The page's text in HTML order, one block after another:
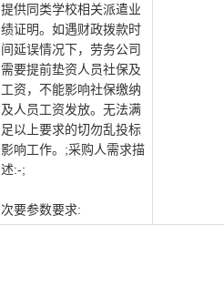
提供同类学校相关派遣业
绩证明。如遇财政拨款时
间延误情况下，劳务公司
需要提前垫资人员社保及
工资，不能影响社保缴纳
及人员工资发放。无法满
足以上要求的切勿乱投标
影响工作。;采购人需求描
述:-;
次要参数要求: